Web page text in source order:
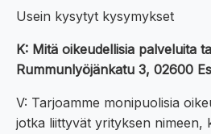
Usein kysytyt kysymykset
K: Mitä oikeudellisia palveluita
Rummunlyöjänkatu 3, 02600
V: Tarjoamme monipuolisia
jotka liittyvät yrityksen nimeen,